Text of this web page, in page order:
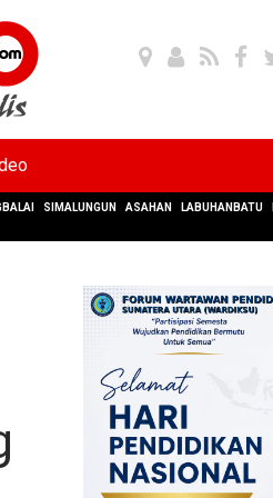
SIMALUNGUN ASAHAN LABUHANBATU